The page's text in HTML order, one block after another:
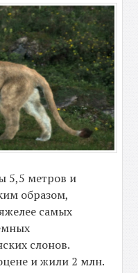
5,5 метров и
образом,
самых
слонов.
и жили 2 млн.